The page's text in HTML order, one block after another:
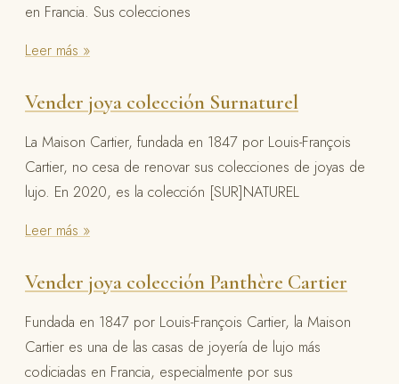
en Francia. Sus colecciones
Leer más »
Vender joya colección Surnaturel
La Maison Cartier, fundada en 1847 por Louis-François
Cartier, no cesa de renovar sus colecciones de joyas de
lujo. En 2020, es la colección [SUR]NATUREL
Leer más »
Vender joya colección Panthère Cartier
Fundada en 1847 por Louis-François Cartier, la Maison
Cartier es una de las casas de joyería de lujo más
codiciadas en Francia, especialmente por sus